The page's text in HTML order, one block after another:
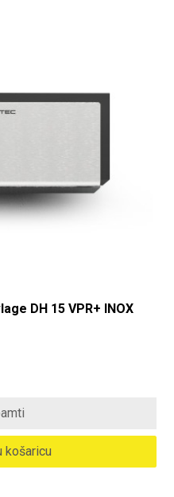
DH 15 VPR+ INOX
košaricu